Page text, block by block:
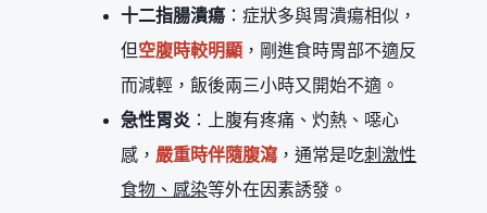
十二指腸潰瘍 ：症狀多與胃潰瘍相似，
但空腹時較明顯 ，剛進食時胃部不適反
而減輕，飯後兩三小時又開始不適。
急性胃炎 ：上腹有疼痛、灼熱、噁心
感， 嚴重時伴隨腹瀉 ，通常是吃刺激性
食物、感染等外在因素誘發。